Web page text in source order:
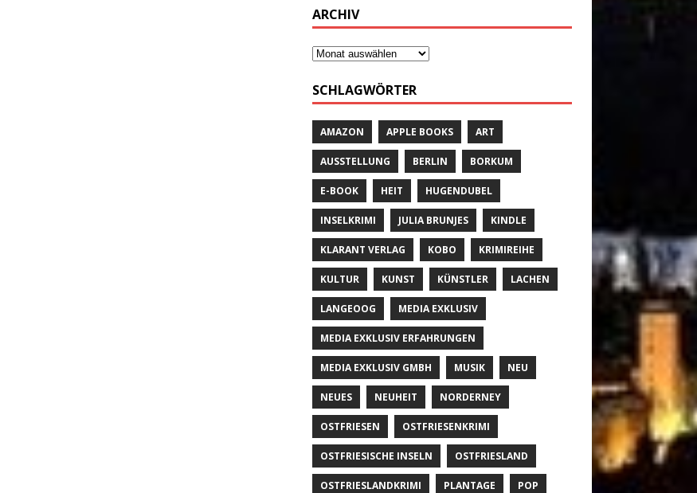
ARCHIV
SCHLAGWÖRTER
AMAZON APPLE BOOKS ART
AUSSTELLUNG BERLIN BORKUM
E-BOOK HEIT HUGENDUBEL
INSELKRIMI JULIA BRUNJES KINDLE
KLARANT VERLAG KOBO KRIMIREIHE
KULTUR KUNST KÜNSTLER LACHEN
LANGEOOG MEDIA EXKLUSIV
MEDIA EXKLUSIV ERFAHRUNGEN
MEDIA EXKLUSIV GMBH MUSIK NEU
NEUES NEUHEIT NORDERNEY
OSTFRIESEN OSTFRIESENKRIMI
OSTFRIESISCHE INSELN OSTFRIESLAND
OSTFRIESLANDKRIMI PLANTAGE POP